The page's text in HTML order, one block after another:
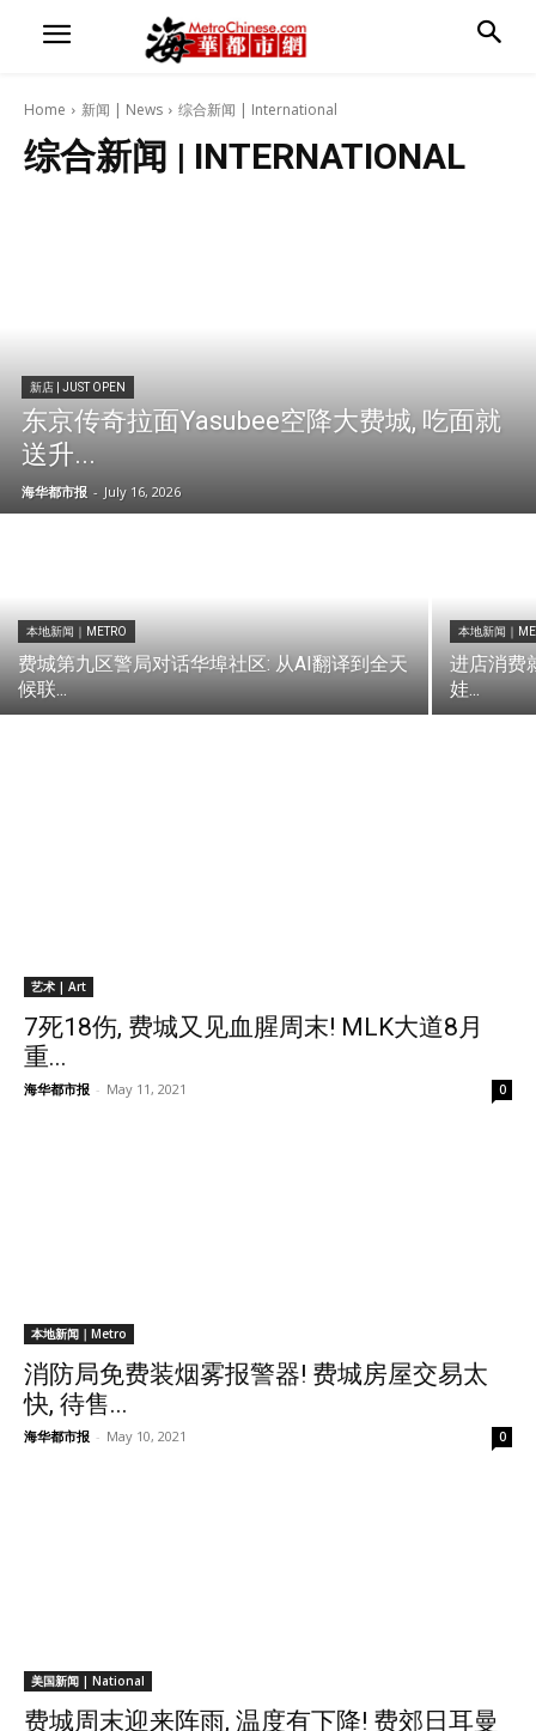
Home 新闻 | News 综合新闻 | International
综合新闻 | INTERNATIONAL
新店 | JUST OPEN
东京传奇拉面Yasubee空降大费城, 吃面就
送升...
海华都市报 - July 16, 2026
本地新闻｜METRO
费城第九区警局对话华埠社区: 从AI翻译到全天
候联...
本地新闻｜
进店消费
娃...
艺术 | Art
7死18伤, 费城又见血腥周末! MLK大道8月
重...
海华都市报 - May 11, 2021 0
本地新闻｜Metro
消防局免费装烟雾报警器! 费城房屋交易太
快, 待售...
海华都市报 - May 10, 2021 0
美国新闻 | National
费城周末迎来阵雨, 温度有下降! 费郊日耳曼